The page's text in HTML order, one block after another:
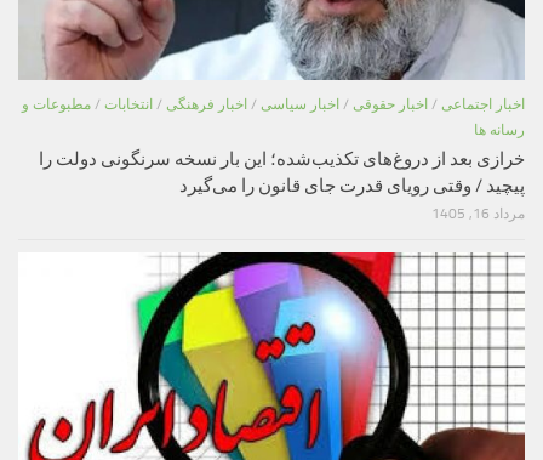
اخبار اجتماعی / اخبار حقوقی / اخبار سیاسی / اخبار فرهنگی / انتخابات / مطبوعات و
رسانه ها
خرازی بعد از دروغ‌های تکذیب‌شده؛ این بار نسخه سرنگونی دولت را
پیچید / وقتی رویای قدرت جای قانون را می‌گیرد
مرداد 16, 1405